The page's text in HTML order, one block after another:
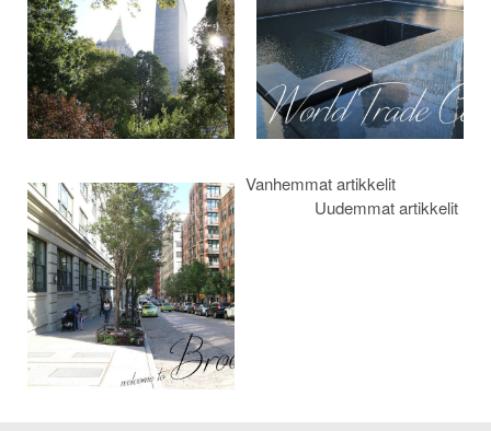
Vanhemmat artikkelit
Uudemmat artikkelit